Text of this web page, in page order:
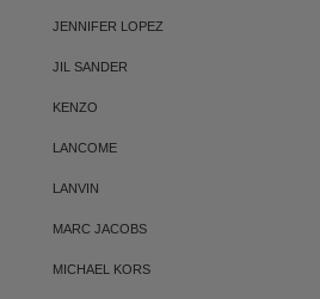
JENNIFER LOPEZ
JIL SANDER
KENZO
LANCOME
LANVIN
MARC JACOBS
MICHAEL KORS